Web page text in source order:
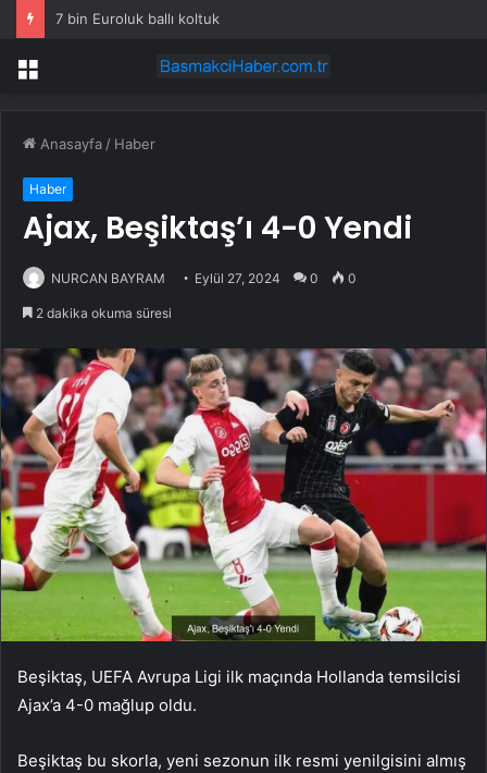
7 bin Euroluk ballı koltuk
Menü
Anasayfa / Haber
Haber
Ajax, Beşiktaş’ı 4-0 Yendi
NURCAN BAYRAM Eylül 27, 2024 0 0
2 dakika okuma süresi
Beşiktaş, UEFA Avrupa Ligi ilk maçında Hollanda temsilcisi
Ajax’a 4-0 mağlup oldu.
Beşiktaş bu skorla, yeni sezonun ilk resmi yenilgisini almış